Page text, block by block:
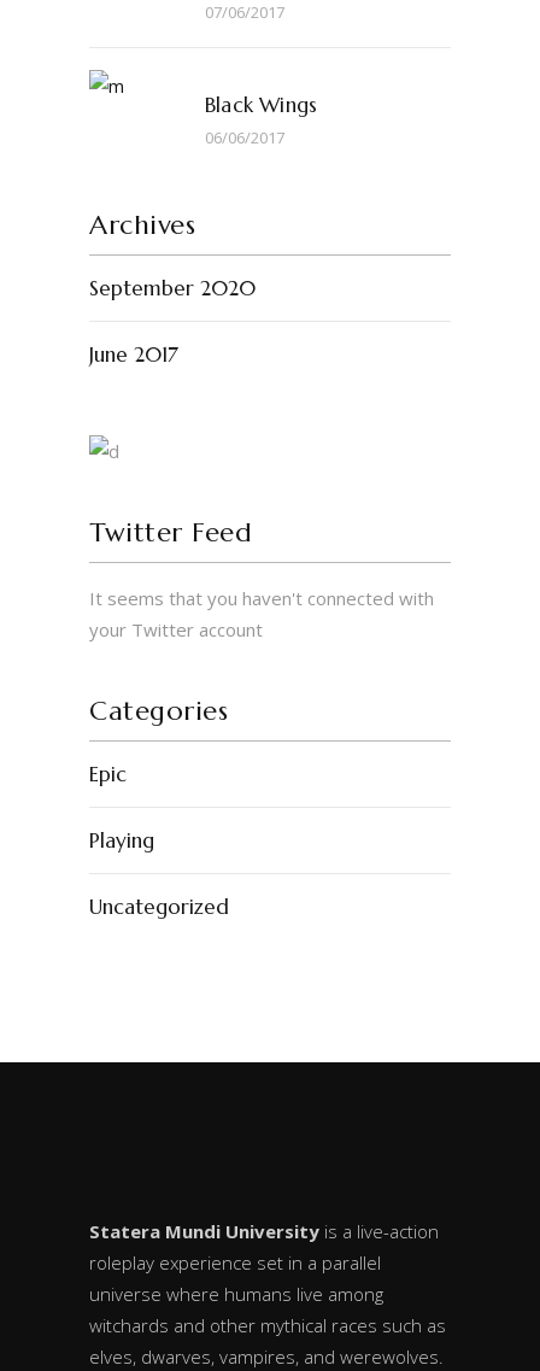
07/06/2017
Black Wings
06/06/2017
Archives
September 2020
June 2017
Twitter Feed
It seems that you haven't connected with
your Twitter account
Categories
Epic
Playing
Uncategorized
Statera Mundi University is a live-action
roleplay experience set in a parallel
universe where humans live among
witchards and other mythical races such as
elves, dwarves, vampires, and werewolves.